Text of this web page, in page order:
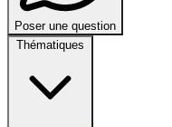
Poser une question
Thématiques